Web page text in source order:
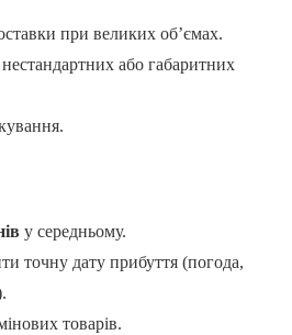
при великих об’ємах.
або габаритних
у середньому.
точну дату прибуття (погода,
товарів.